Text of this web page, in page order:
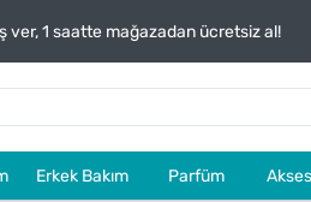
ver, 1 saatte mağazadan ücretsiz al!
Erkek Bakım Parfüm